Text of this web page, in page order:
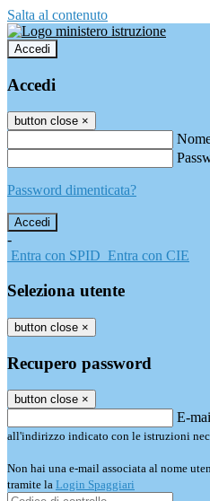
Salta al contenuto
Accedi
Accedi
button close ×
Password dimenticata?
-
Entra con SPID Entra con CIE
Seleziona utente
button close ×
Recupero password
button close ×
E-
all'indirizzo indicato con le istruzioni
Non hai una e-mail associata al nome
tramite la Login Spaggiari